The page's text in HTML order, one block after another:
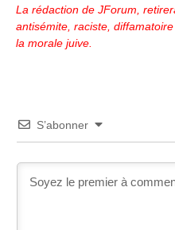
La rédaction de JForum,
antisémite, raciste,
la morale juive.
S’abonner